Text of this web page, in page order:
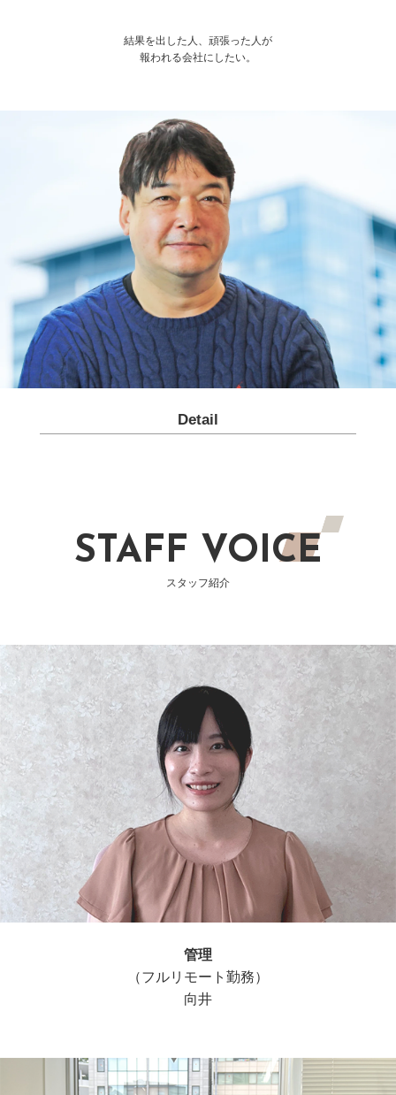
結果を出した⼈、頑張った⼈が
報われる会社にしたい。
Detail
STAFF VOICE
スタッフ紹介
管理
（フルリモート勤務）
向井